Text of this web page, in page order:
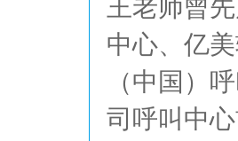
王老师曾
中心、亿
（中国）
司呼叫中